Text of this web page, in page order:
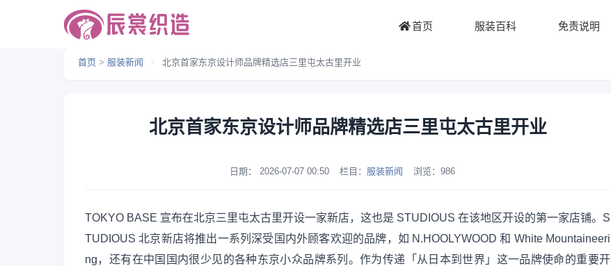
首页 服装百科 免责说明
首页 > 服装新闻 > 北京首家东京设计师品牌精选店三里屯太古里开业
北京首家东京设计师品牌精选店三里屯太古里开业
日期： 2026-07-07 00:50 栏目： 服装新闻 浏览： 986
TOKYO BASE 宣布在北京三里屯太古里开设一家新店，这也是 STUDIOUS 在该地区开设的第一家店铺。S
TUDIOUS 北京新店将推出一系列深受国内外顾客欢迎的品牌，如 N.HOOLYWOOD 和 White Mountaineeri
ng，还有在中国国内很少见的各种东京小众品牌系列。作为传递「从日本到世界」这一品牌使命的重要开